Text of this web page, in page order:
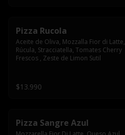
Pizza Rucola
Aceite de Oliva, Mozzalla Fior di Latte,
Rúcula, Stracciatella, Tomates Cherry
Frescos , Zeste de Limon Sutil
$13.990
Pizza Sangre Azul